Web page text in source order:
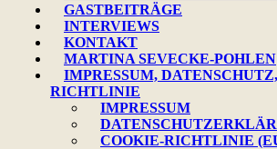
GASTBEITRÄGE
INTERVIEWS
KONTAKT
MARTINA SEVECKE-POHLEN
IMPRESSUM,
RICHTLINIE
IMPRESSUM
COOKIE-RICHTLINIE